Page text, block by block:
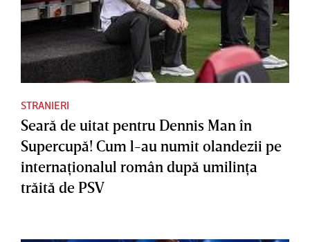
STRANIERI
Seară de uitat pentru Dennis Man în
Supercupă! Cum l-au numit olandezii pe
internaţionalul român după umilinţa
trăită de PSV